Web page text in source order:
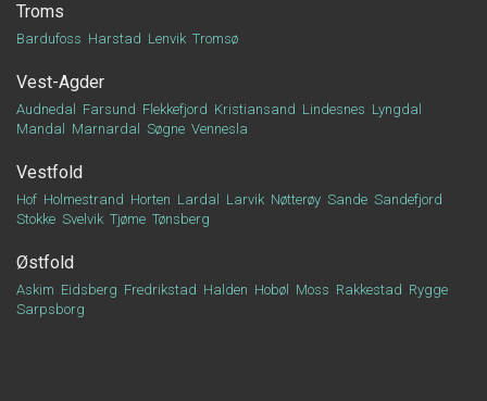
Troms
Bardufoss Harstad Lenvik Tromsø
Vest-Agder
Audnedal Farsund Flekkefjord Kristiansand Lindesnes Lyngdal
Mandal
Marnardal Søgne Vennesla
Vestfold
Hof Holmestrand Horten Lardal Larvik Nøtterøy Sande Sandefjord
Stokke Svelvik Tjøme Tønsberg
Østfold
Askim Eidsberg Fredrikstad Halden Hobøl Moss Rakkestad Rygge
Sarpsborg